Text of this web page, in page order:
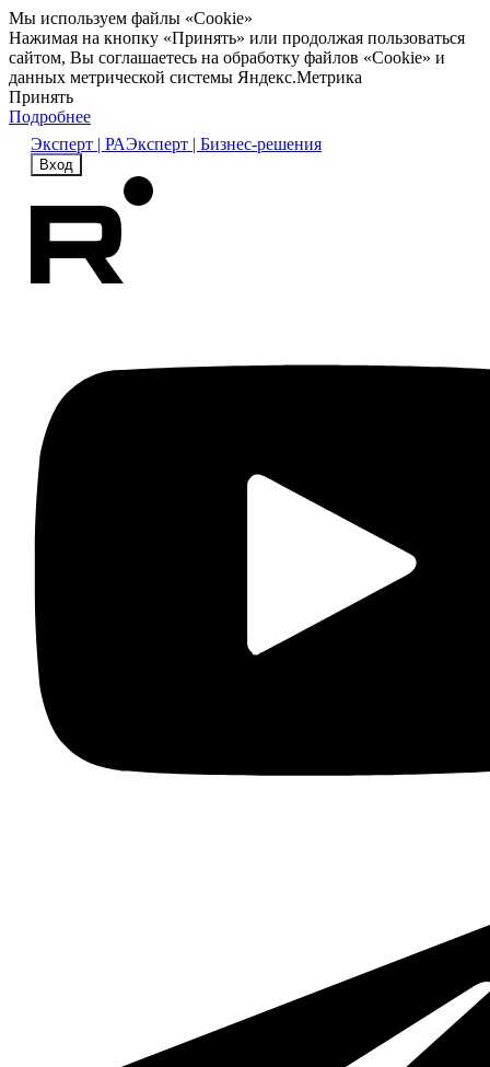
Мы используем файлы «Cookie»
Нажимая на кнопку «Принять» или продолжая пользоваться
сайтом, Вы соглашаетесь на обработку файлов «Cookie» и
данных метрической системы Яндекс.Метрика
Принять
Подробнее
Эксперт | РАЭксперт | Бизнес-решения
Вход